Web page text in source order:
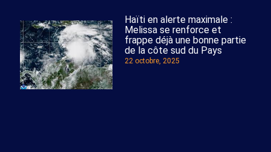
Haïti en alerte maximale :
Melissa se renforce et
frappe déjà une bonne partie
de la côte sud du Pays
22 octobre, 2025